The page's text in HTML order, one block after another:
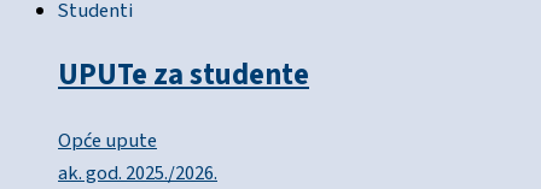
Studenti
UPUTe za studente
Opće upute
ak. god. 2025./2026.